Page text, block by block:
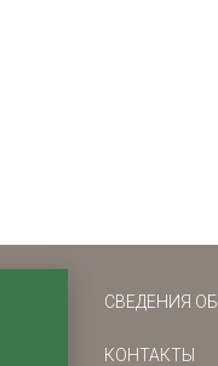
СВЕДЕНИЯ
КОНТАКТЫ